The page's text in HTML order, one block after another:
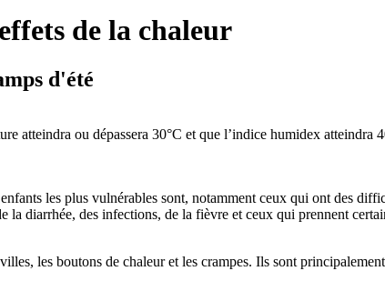
de la chaleur
d'été
atteindra ou dépassera 30°C et que l’indice humidex atteindra
les plus vulnérables sont, notamment ceux qui ont des
la diarrhée, des infections, de la fièvre et ceux qui prennent
les boutons de chaleur et les crampes. Ils sont